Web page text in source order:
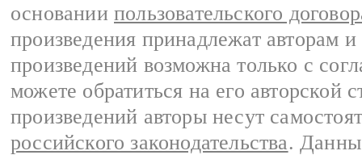
основании пользовательского
произведения принадлежат авторам
произведений возможна только с
можете обратиться на его авторской
произведений авторы несут
российского законодательства.